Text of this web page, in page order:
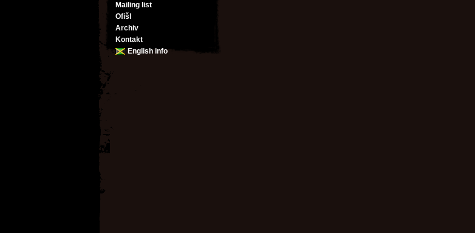
Mailing list
Ofišl
Archiv
Kontakt
English info